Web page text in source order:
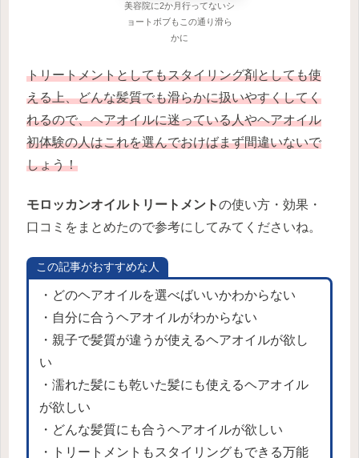
美容院に2か月行ってないシ
ョートボブもこの通り滑ら
かに
トリートメントとしてもスタイリング剤としても使
える上、どんな髪質でも滑らかに扱いやすくしてく
れるので、ヘアオイルに迷っている人やヘアオイル
初体験の人はこれを選んでおけばまず間違いないで
しょう！
モロッカンオイルトリートメントの使い方・効果・
口コミをまとめたので参考にしてみてくださいね。
この記事がおすすめな人
・どのヘアオイルを選べばいいかわからない
・自分に合うヘアオイルがわからない
・親子で髪質が違うが使えるヘアオイルが欲し
い
・濡れた髪にも乾いた髪にも使えるヘアオイル
が欲しい
・どんな髪質にも合うヘアオイルが欲しい
・トリートメントもスタイリングもできる万能